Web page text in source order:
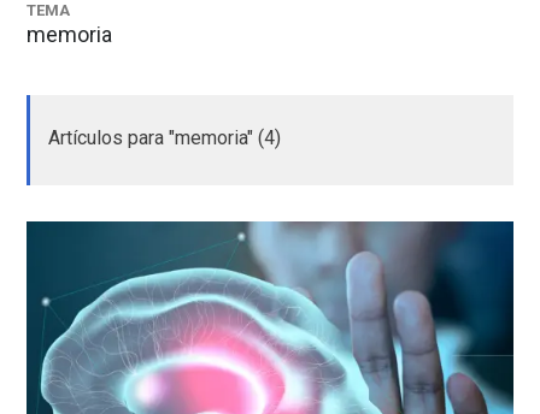
TEMA
memoria
Artículos para "memoria" (4)